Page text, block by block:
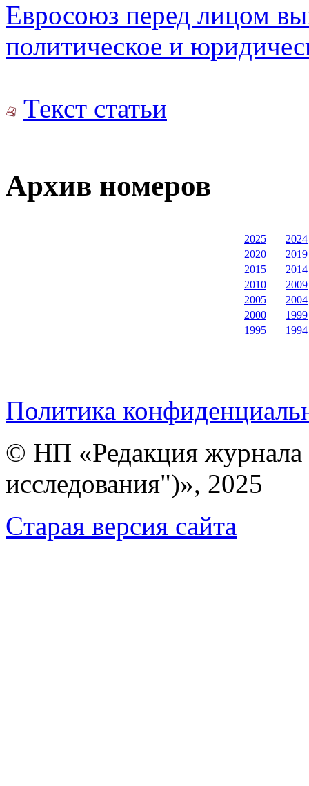
Евросоюз перед лицом
политическое и
Текст статьи
Архив номеров
2025
2024
2020
2019
2015
2014
2010
2009
2005
2004
2000
1999
1995
1994
Политика
© НП «Редакция
исследования")», 2025
Cтарая версия сайта